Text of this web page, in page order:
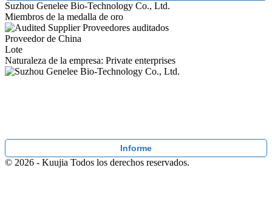
Suzhou Genelee Bio-Technology Co., Ltd.
Miembros de la medalla de oro
Proveedores auditados
Proveedor de China
Lote
Naturaleza de la empresa: Private enterprises
Informe
© 2026 - Kuujia Todos los derechos reservados.